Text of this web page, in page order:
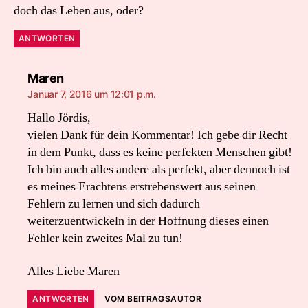
doch das Leben aus, oder?
ANTWORTEN
Marensagt:
Januar 7, 2016 um 12:01 p.m.
Hallo Jördis,
vielen Dank für dein Kommentar! Ich gebe dir Recht
in dem Punkt, dass es keine perfekten Menschen gibt!
Ich bin auch alles andere als perfekt, aber dennoch ist
es meines Erachtens erstrebenswert aus seinen
Fehlern zu lernen und sich dadurch
weiterzuentwickeln in der Hoffnung dieses einen
Fehler kein zweites Mal zu tun!
Alles Liebe Maren
ANTWORTEN VOM BEITRAGSAUTOR